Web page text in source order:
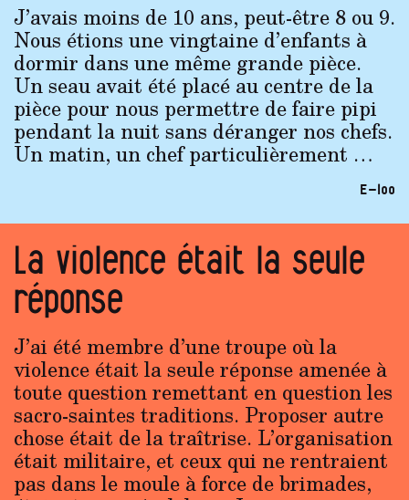
J’avais moins de 10 ans, peut-être 8 ou 9.
Nous étions une vingtaine d’enfants à
dormir dans une même grande pièce.
Un seau avait été placé au centre de la
pièce pour nous permettre de faire pipi
pendant la nuit sans déranger nos chefs.
Un matin, un chef particulièrement …
E-loo
La violence était la seule
réponse
J’ai été membre d’une troupe où la
violence était la seule réponse amenée à
toute question remettant en question les
sacro-saintes traditions. Proposer autre
chose était de la traîtrise. L’organisation
était militaire, et ceux qui ne rentraient
pas dans le moule à force de brimades,